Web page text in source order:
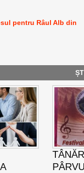
pentru Râul Alb din